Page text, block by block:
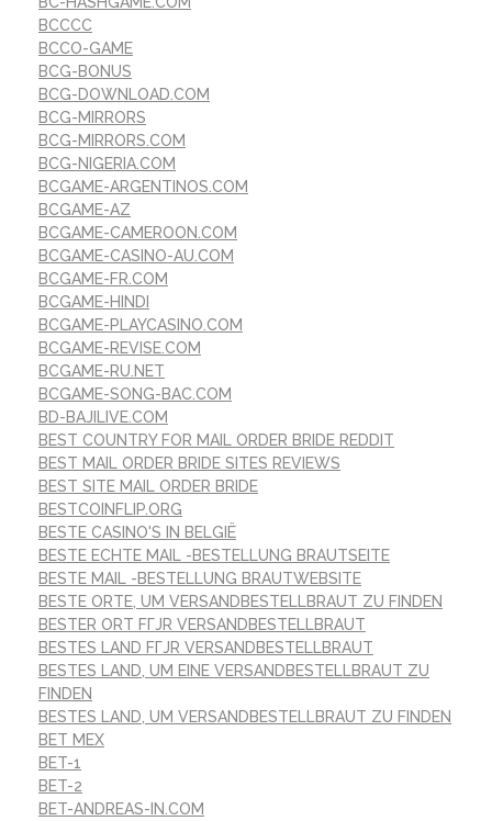
BCCCC
BCCO-GAME
BCG-BONUS
BCG-DOWNLOAD.COM
BCG-MIRRORS
BCG-MIRRORS.COM
BCG-NIGERIA.COM
BCGAME-ARGENTINOS.COM
BCGAME-AZ
BCGAME-CAMEROON.COM
BCGAME-CASINO-AU.COM
BCGAME-FR.COM
BCGAME-HINDI
BCGAME-PLAYCASINO.COM
BCGAME-REVISE.COM
BCGAME-RU.NET
BCGAME-SONG-BAC.COM
BD-BAJILIVE.COM
BEST COUNTRY FOR MAIL ORDER BRIDE REDDIT
BEST MAIL ORDER BRIDE SITES REVIEWS
BEST SITE MAIL ORDER BRIDE
BESTCOINFLIP.ORG
BESTE CASINO'S IN BELGIË
BESTE ECHTE MAIL -BESTELLUNG BRAUTSEITE
BESTE MAIL -BESTELLUNG BRAUTWEBSITE
BESTE ORTE, UM VERSANDBESTELLBRAUT ZU FINDEN
BESTER ORT FГЈR VERSANDBESTELLBRAUT
BESTES LAND FГЈR VERSANDBESTELLBRAUT
BESTES LAND, UM EINE VERSANDBESTELLBRAUT ZU
FINDEN
BESTES LAND, UM VERSANDBESTELLBRAUT ZU FINDEN
BET MEX
BET-1
BET-2
BET-ANDREAS-IN.COM